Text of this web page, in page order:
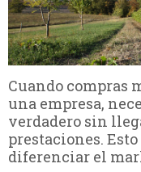
Cuando compras
una empresa,
verdadero sin
prestaciones.
diferenciar el